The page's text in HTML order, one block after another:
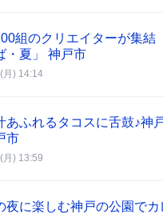
組のクリエイターが集結
・夏」 神戸市
月) 14:14
あふれるタコスに舌鼓♪神
市
月) 13:59
夜に楽しむ神戸の公園で